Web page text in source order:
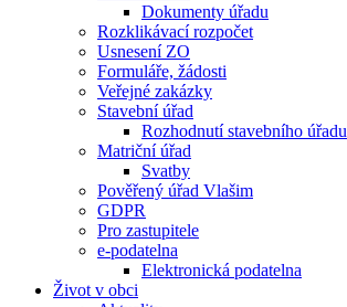
Dokumenty úřadu
Rozklikávací rozpočet
Usnesení ZO
Formuláře, žádosti
Veřejné zakázky
Stavební úřad
Rozhodnutí stavebního úřadu
Matriční úřad
Svatby
Pověřený úřad Vlašim
GDPR
Pro zastupitele
e-podatelna
Elektronická podatelna
Život v obci